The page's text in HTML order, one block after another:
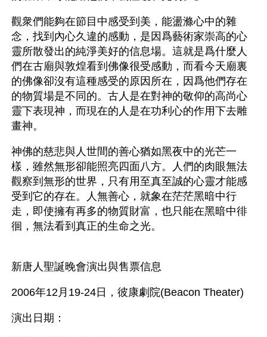
觀衆們能夠在節目中感受到美，能盪滌心中的雜
念，找到內心久違的感動，是因爲藝術家崇高的心
靈所散發出的純淨美好的信息場。這就是爲什麼人
們在古廟與敦煌看到佛像很受感動，而看今天廟裏
的佛像卻沒有這種感受的原因所在，因爲他們存在
的物質場是不同的。古人是在對神的敬仰的高尚心
靈下表現神，而現在的人是在功利心的作用下去雕
畫神。
神佛的慈悲與人世間的善心猶如黑夜中的光芒一
樣，雖然無形卻能照亮四面八方。人們的肉眼無法
觀察到無形的世界，只有用至真至誠的心靈才能感
受到它的存在。人無善心，就象在茫茫黑暗中行
走，即使擁有再多的物質財富，也只能在黑暗中徘
徊，無法看到真正的生命之光。
新唐人聖誕晚會演出與售票信息
2006年12月19-24日，彼康劇院(Beacon Theater)
演出日期：